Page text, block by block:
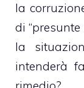
la
di
la
intenderà